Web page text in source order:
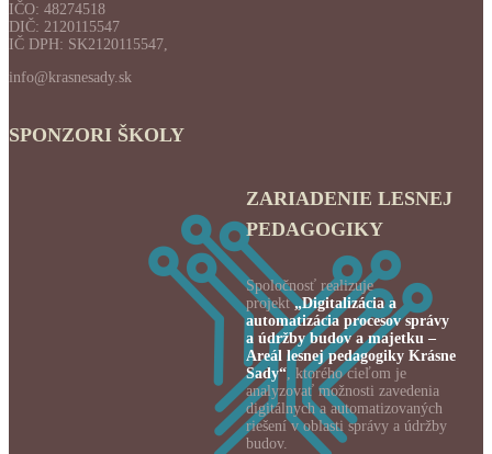
IČO: 48274518
DIČ: 2120115547
IČ DPH: SK2120115547,
info@krasnesady.sk
SPONZORI ŠKOLY
ZARIADENIE LESNEJ
PEDAGOGIKY
Spoločnosť realizuje
projekt„Digitalizácia a
automatizácia procesov správy
a údržby budov a majetku –
Areál lesnej pedagogiky Krásne
Sady“, ktorého cieľom je
analyzovať možnosti zavedenia
digitálnych a automatizovaných
riešení v oblasti správy a údržby
budov.